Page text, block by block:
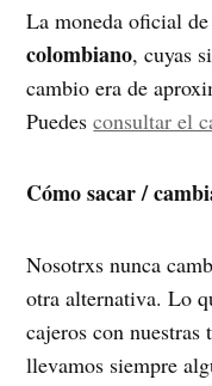
La moneda oficial
colombiano, cuyas
cambio era de
Puedesconsultar el
Cómo sacar /
Nosotrxs nunca
otra alternativa. Lo
cajeros con
llevamos siempre